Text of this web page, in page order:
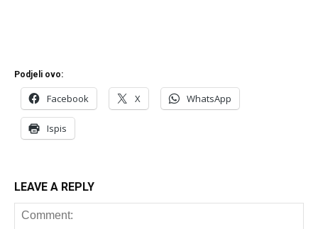
Podjeli ovo:
Facebook X WhatsApp
Ispis
LEAVE A REPLY